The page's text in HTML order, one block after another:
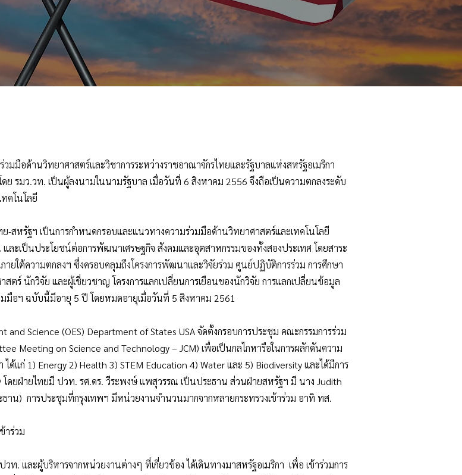
วมมือด้านวิทยาศาสตร์และวิชาการระหว่างราชอาณาจักรไทยและรัฐบาลแห่งสหรัฐอเมริกา
รมว.วท. เป็นผู้ลงนามในนามรัฐบาล เมื่อวันที่ 6 สิงหาคม 2556 จึงถือเป็นความตกลงระดับ
คโนโลยี
-สหรัฐฯ เป็นการกำหนดกรอบและแนวทางความร่วมมือด้านวิทยาศาสตร์และเทคโนโลยี
ละเป็นประโยชน์ต่อการพัฒนาเศรษฐกิจ สังคมและอุตสาหกรรมของทั้งสองประเทศ โดยสาระ
ยใต้ความตกลงฯ ซึ่งครอบคลุมถึงโครงการพัฒนาและวิจัยร่วม ศูนย์ปฏิบัติการร่วม การศึกษา
ตร์ นักวิจัย และผู้เชี่ยวชาญ โครงการแลกเปลี่ยนการเยือนของนักวิจัย การแลกเปลี่ยนข้อมูล
มือฯ ฉบับนี้มีอายุ 5 ปี โดยหมดอายุเมื่อวันที่ 5 สิงหาคม 2561
Science (OES) Department of States USA จัดตั้งกรอบการประชุม คณะกรรมการร่วม
Meeting on Science and Technology – JCM) เพื่อเป็นกลไกหารือในการผลักดันความ
แก่ 1) Energy 2) Health 3) STEM Education 4) Water และ 5) Biodiversity และได้มีการ
โดยฝ่ายไทยมี ปวท. รศ.ดร. วีระพงษ์ แพสุวรรณ เป็นประธาน ส่วนฝ่ายสหรัฐฯ มี นาง Judith
าน) การประชุมที่กรุงเทพฯ มีหน่วยงานจำนวนมากจากหลายกระทรวงเข้าร่วม อาทิ ทส.
าร่วม
. และผู้บริหารจากหน่วยงานต่างๆ ที่เกี่ยวข้อง ได้เดินทางมาสหรัฐอเมริกา เพื่อ เข้าร่วมการ